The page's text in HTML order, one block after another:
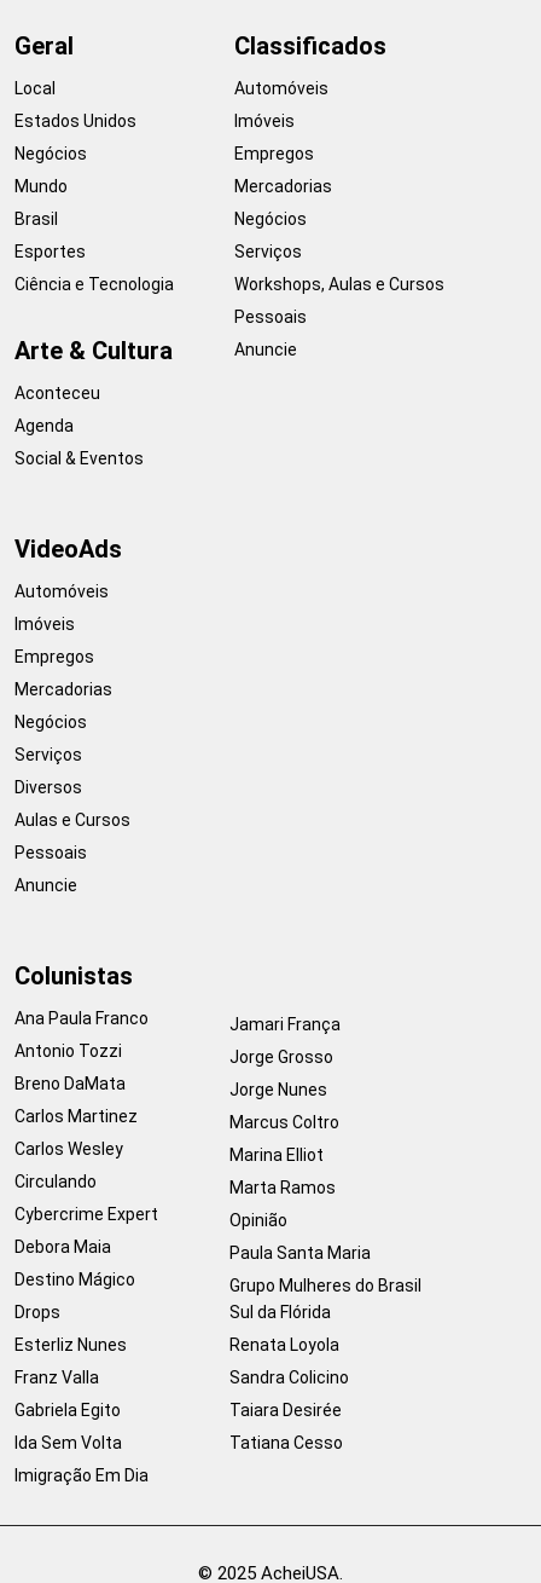
Geral
Local
Estados Unidos
Negócios
Mundo
Brasil
Esportes
Ciência e Tecnologia
Arte & Cultura
Aconteceu
Agenda
Social & Eventos
Classificados
Automóveis
Imóveis
Empregos
Mercadorias
Negócios
Serviços
Workshops, Aulas e Cursos
Pessoais
Anuncie
VideoAds
Automóveis
Imóveis
Empregos
Mercadorias
Negócios
Serviços
Diversos
Aulas e Cursos
Pessoais
Anuncie
Colunistas
Ana Paula Franco
Antonio Tozzi
Breno DaMata
Carlos Martinez
Carlos Wesley
Circulando
Cybercrime Expert
Debora Maia
Destino Mágico
Drops
Esterliz Nunes
Franz Valla
Gabriela Egito
Ida Sem Volta
Imigração Em Dia
Jamari França
Jorge Grosso
Jorge Nunes
Marcus Coltro
Marina Elliot
Marta Ramos
Opinião
Paula Santa Maria
Grupo Mulheres do Brasil
Sul da Flórida
Renata Loyola
Sandra Colicino
Taiara Desirée
Tatiana Cesso
© 2025 AcheiUSA.